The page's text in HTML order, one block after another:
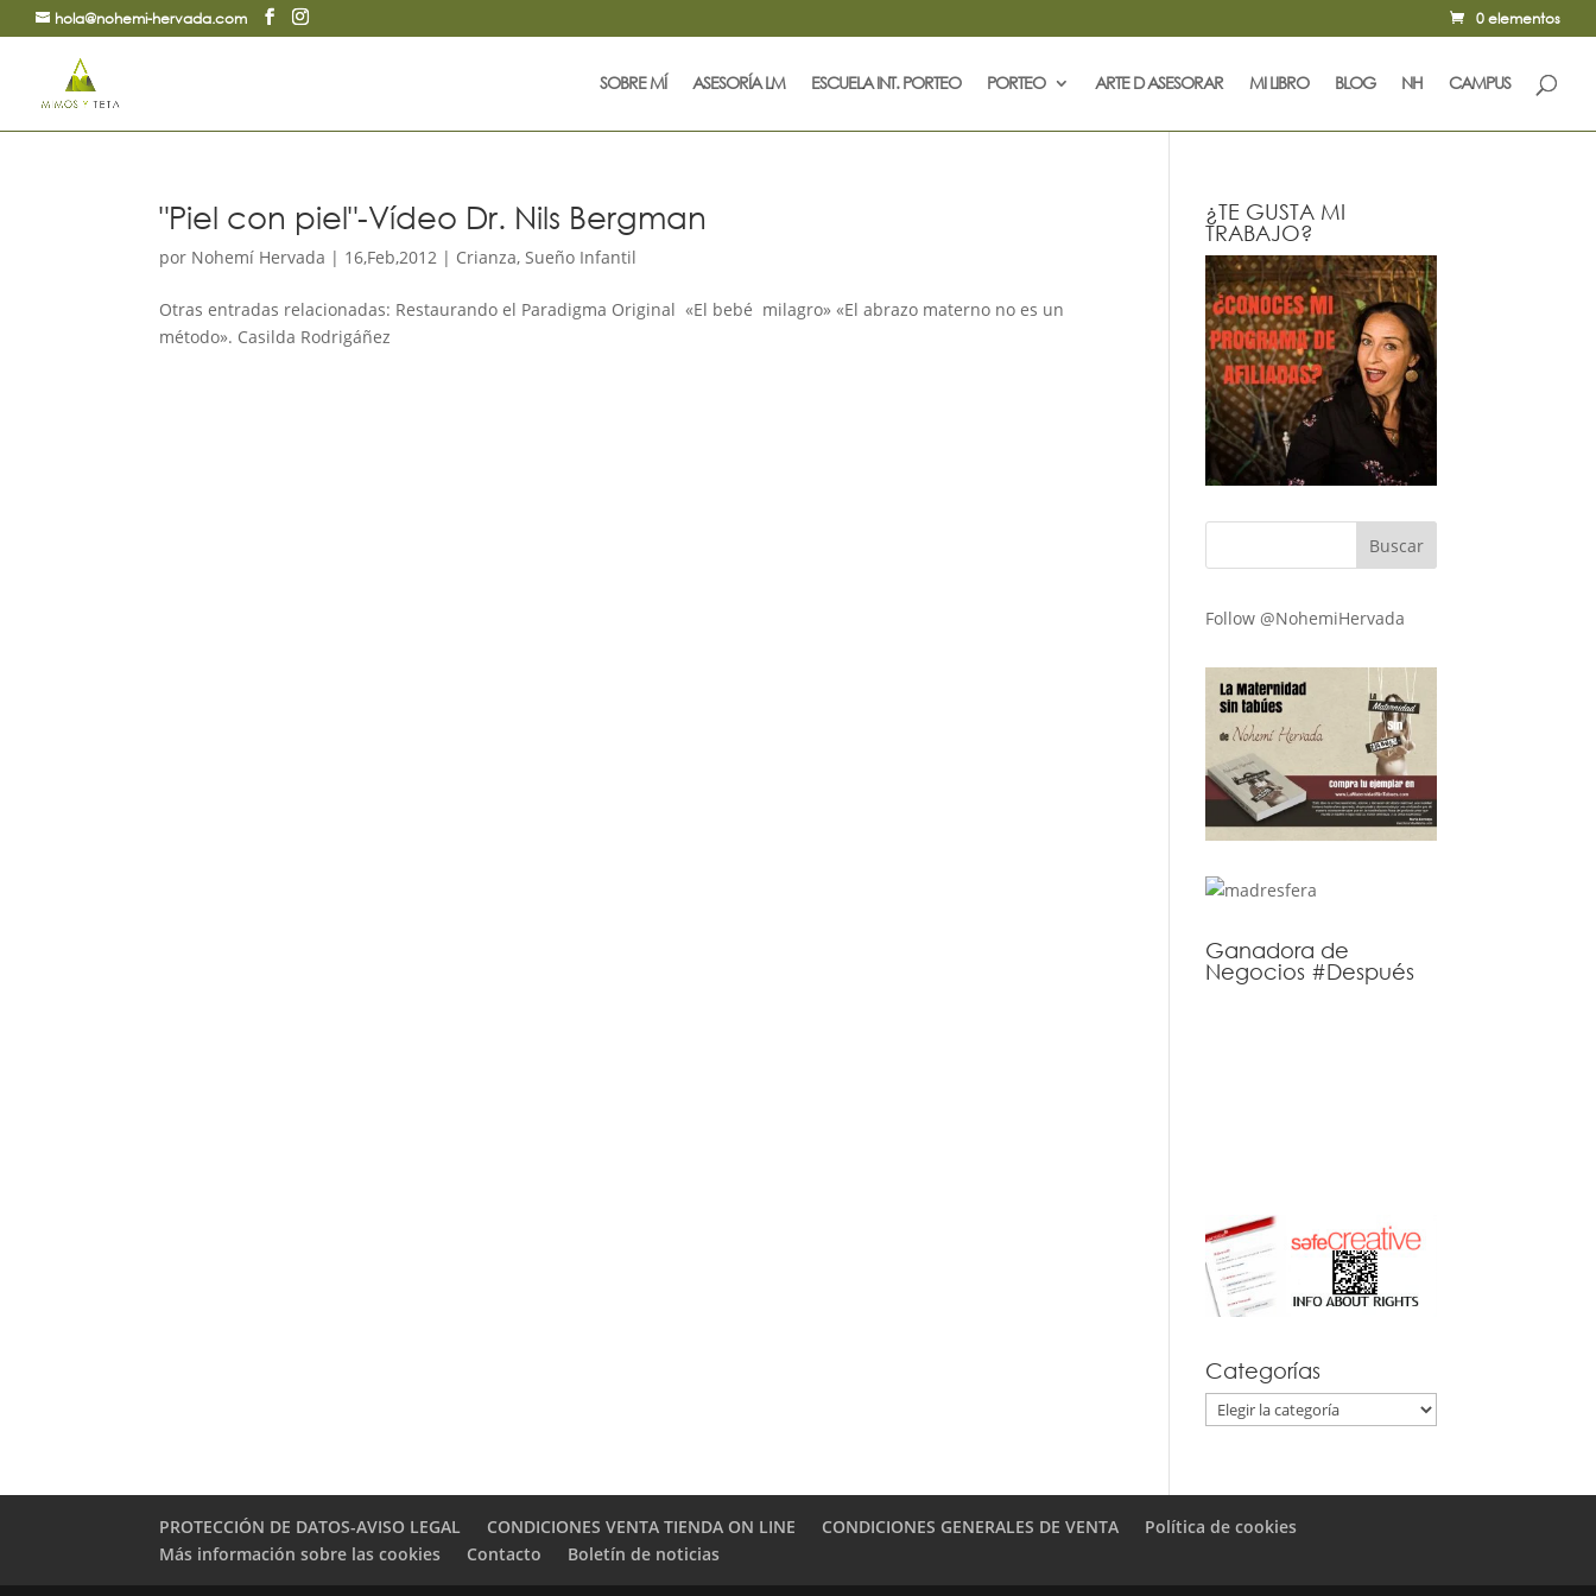
hola@nohemi-hervada.com 0 elementos
SOBRE MÍ ASESORÍA LM ESCUELA INT. PORTEO PORTEO ARTE D ASESORAR MI LIBRO BLOG NH CAMPUS
"Piel con piel"-Vídeo Dr. Nils Bergman
por Nohemí Hervada | 16,Feb,2012 | Crianza,Sueño Infantil
Otras entradas relacionadas: Restaurando el Paradigma Original «El bebé milagro» «El abrazo materno no es un
método». Casilda Rodrigáñez
¿TE GUSTA MI
TRABAJO?
Follow @NohemiHervada
Ganadora de
Negocios #Después
Categorías
Categorías
PROTECCIÓN DE DATOS-AVISO LEGAL CONDICIONES VENTA TIENDA ON LINE CONDICIONES GENERALES DE VENTA
Política de cookies
Más información sobre las cookies
Contacto Boletín de noticias